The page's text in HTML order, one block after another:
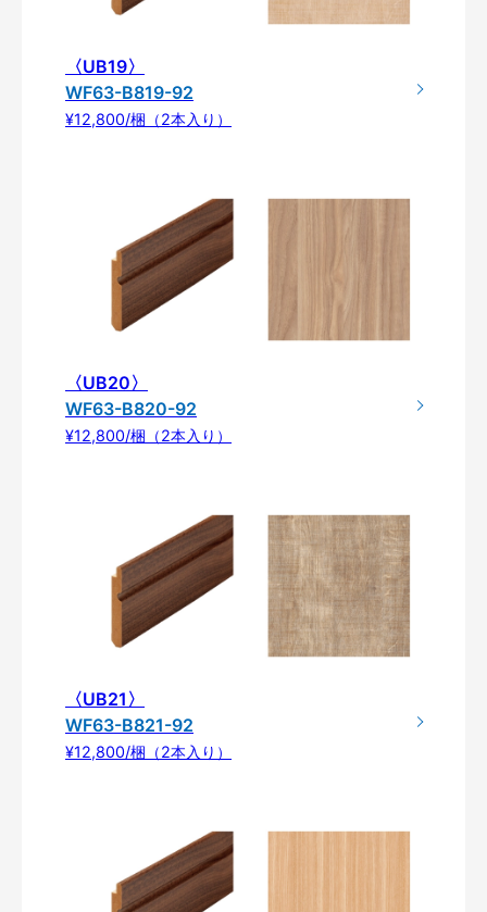
〈UB19〉
WF63-B819-92
¥12,800/梱（2本入り）
〈UB20〉
WF63-B820-92
¥12,800/梱（2本入り）
〈UB21〉
WF63-B821-92
¥12,800/梱（2本入り）